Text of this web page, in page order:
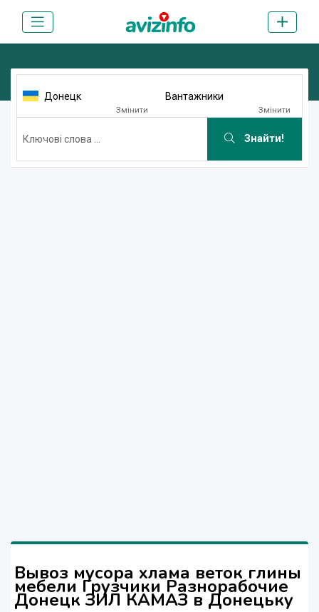
Донецк
Змінити
Вантажники
Змінити
Знайти!
Вывоз мусора хлама веток глины
мебели Грузчики Разнорабочие
Донецк ЗИЛ КАМАЗ в Донецьку